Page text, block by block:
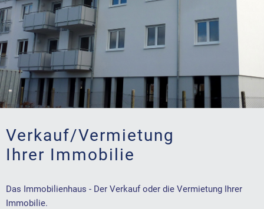
Verkauf/Vermietung
Ihrer Immobilie
Das Immobilienhaus - Der Verkauf oder die Vermietung Ihrer
Immobilie.